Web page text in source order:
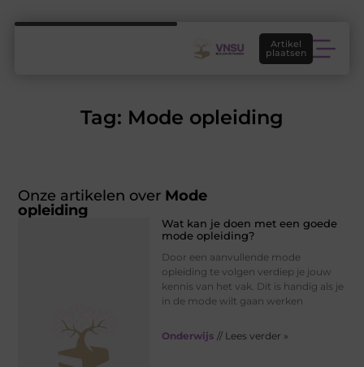
Artikel
plaatsen
Tag: Mode opleiding
Onze artikelen over Mode
opleiding
Wat kan je doen met een goede
mode opleiding?
Door een aanvullende mode
opleiding te volgen verdiep je jouw
kennis van het vak. Dit is handig als je
in de mode wilt gaan werken
Onderwijs // Lees verder »